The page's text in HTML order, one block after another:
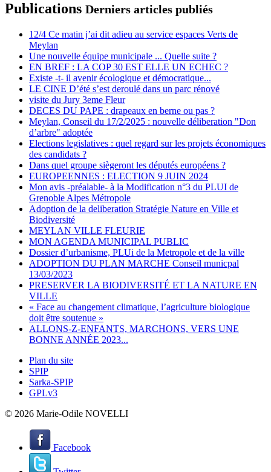
Publications Derniers articles publiés
12/4 Ce matin j’ai dit adieu au service espaces Verts de
Meylan
Une nouvelle équipe municipale ... Quelle suite ?
EN BREF : LA COP 30 EST ELLE UN ECHEC ?
Existe -t- il avenir écologique et démocratique...
LE CINE D’été s’est deroulé dans un parc rénové
visite du Jury 3eme Fleur
DECES DU PAPE : drapeaux en berne ou pas ?
Meylan, Conseil du 17/2/2025 : nouvelle déliberation "Don
d’arbre" adoptée
Elections legislatives : quel regard sur les projets économiques
des candidats ?
Dans quel groupe siègeront les députés européens ?
EUROPEENNES : ELECTION 9 JUIN 2024
Mon avis -préalable- à la Modification n°3 du PLUI de
Grenoble Alpes Métropole
Adoption de la deliberation Stratégie Nature en Ville et
Biodiversité
MEYLAN VILLE FLEURIE
MON AGENDA MUNICIPAL PUBLIC
Dossier d’urbanisme, PLUi de la Metropole et de la ville
ADOPTION DU PLAN MARCHE Conseil municpal
13/03/2023
PRESERVER LA BIODIVERSITÉ ET LA NATURE EN
VILLE
« Face au changement climatique, l’agriculture biologique
doit être soutenue »
ALLONS-Z-ENFANTS, MARCHONS, VERS UNE
BONNE ANNÉE 2023...
Plan du site
SPIP
Sarka-SPIP
GPLv3
© 2026 Marie-Odile NOVELLI
Facebook